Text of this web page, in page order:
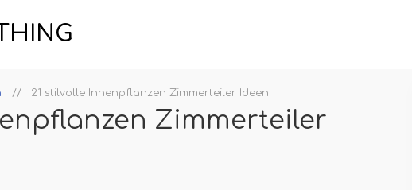
21 stilvolle Innenpflanzen Zimmerteiler Ideen
Zimmerteiler